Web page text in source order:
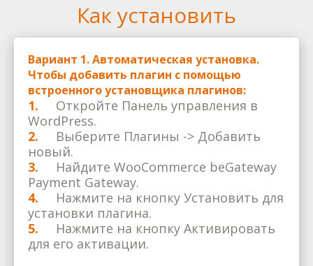
Как установить
Вариант 1. Автоматическая установка.
Чтобы добавить плагин с помощью
встроенного установщика плагинов:
1.
Откройте Панель управления в
WordPress.
2.
Выберите Плагины -> Добавить
новый.
3.
Найдите WooCommerce beGateway
Payment Gateway.
4.
Нажмите на кнопку Установить для
установки плагина.
5.
Нажмите на кнопку Активировать
для его активации.